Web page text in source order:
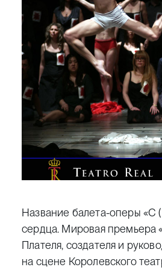
Название балета-оперы
сердца. Мировая премьера
Плателя, создателя и
на сцене Королевского